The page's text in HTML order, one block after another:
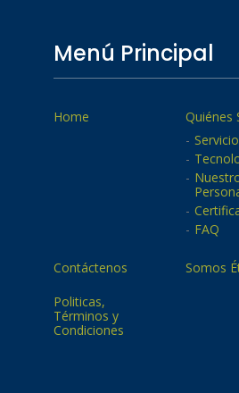
Menú Principal
Home
Quiénes
FAQ
Contáctenos
Somos
Politicas,
Términos y
Condiciones